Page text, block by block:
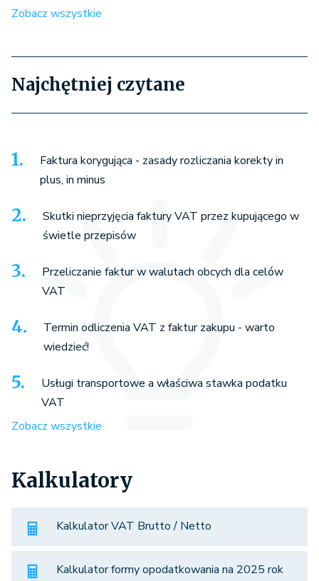
Zobacz wszystkie
Najchętniej czytane
Faktura korygująca - zasady rozliczania korekty in
plus, in minus
Skutki nieprzyjęcia faktury VAT przez kupującego w
świetle przepisów
Przeliczanie faktur w walutach obcych dla celów
VAT
Termin odliczenia VAT z faktur zakupu - warto
wiedzieć!
Usługi transportowe a właściwa stawka podatku
VAT
Zobacz wszystkie
Kalkulatory
Kalkulator VAT Brutto / Netto
Kalkulator formy opodatkowania na 2025 rok